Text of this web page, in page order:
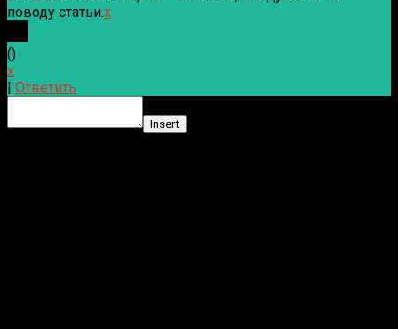
поводу статьи.x
()
x
Ответить
Insert